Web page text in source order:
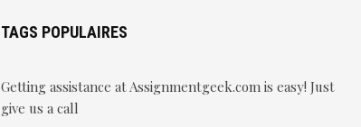
TAGS POPULAIRES
Getting assistance at Assignmentgeek.com is easy! Just
give us a call